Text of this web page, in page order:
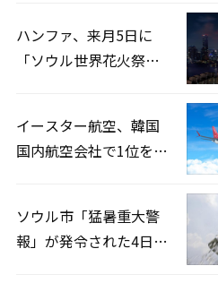
ハンファ、来月5日に
「ソウル世界花火祭り
イースター航空、韓国
国内航空会社で1位を記
ソウル市「猛暑重大警
報」が発令された4日、